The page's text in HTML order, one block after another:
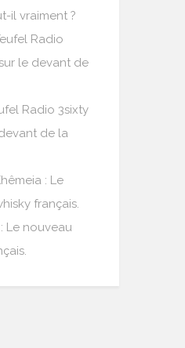
il vraiment ?
Radio
le devant de
Radio 3sixty
de la
: Le
français.
Le nouveau